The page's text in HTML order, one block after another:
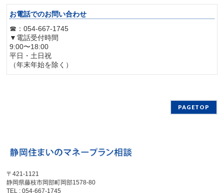
お電話でのお問い合わせ
☎：054-667-1745
▼電話受付時間
9:00〜18:00
平日・土日祝
（年末年始を除く）
PAGETOP
〒421-1121
静岡県藤枝市岡部町岡部1578-80
TEL : 054-667-1745